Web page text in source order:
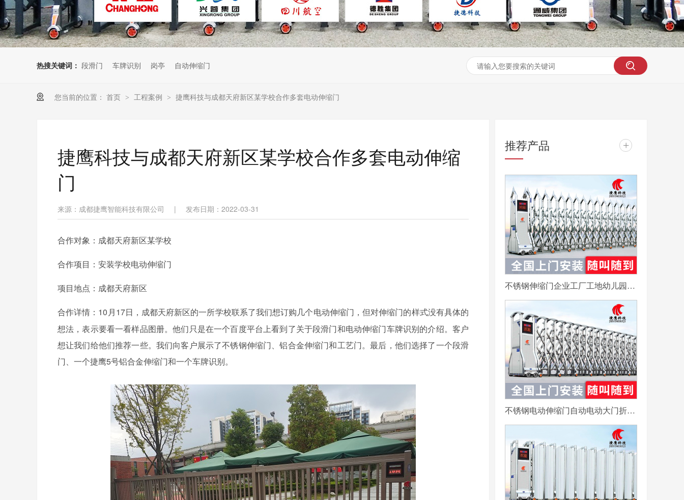
热搜关键词： 段滑门 车牌识别 岗亭 自动伸缩门
您当前的位置： 首页 > 工程案例 > 捷鹰科技与成都天府新区某学校合作多套电动伸缩门
捷鹰科技与成都天府新区某学校合作多套电动伸缩
门
来源：成都捷鹰智能科技有限公司 | 发布日期：2022-03-31
合作对象：成都天府新区某学校
合作项目：安装学校电动伸缩门
项目地点：成都天府新区
合作详情 ： 10月17日，成都天府新区的一所学校联系了我们想订购几个电动伸缩门，但对伸缩门的样式没有具体的
想法，表示要看一看样品图册。他们只是在一个百度平台上看到了关于段滑门和电动伸缩门车牌识别的介绍。客户
想让我们给他们推荐一些。我们向客户展示了不锈钢伸缩门、铝合金伸缩门和工艺门。最后，他们选择了一个段滑
门、一个捷鹰5号铝合金伸缩门和一个车牌识别。
推荐产品 +
不锈钢伸缩门企业工厂工地幼儿园电动大门平移自动无轨医院收缩门
不锈钢电动伸缩门自动电动大门折叠平移分段铝合金工地工厂封板门